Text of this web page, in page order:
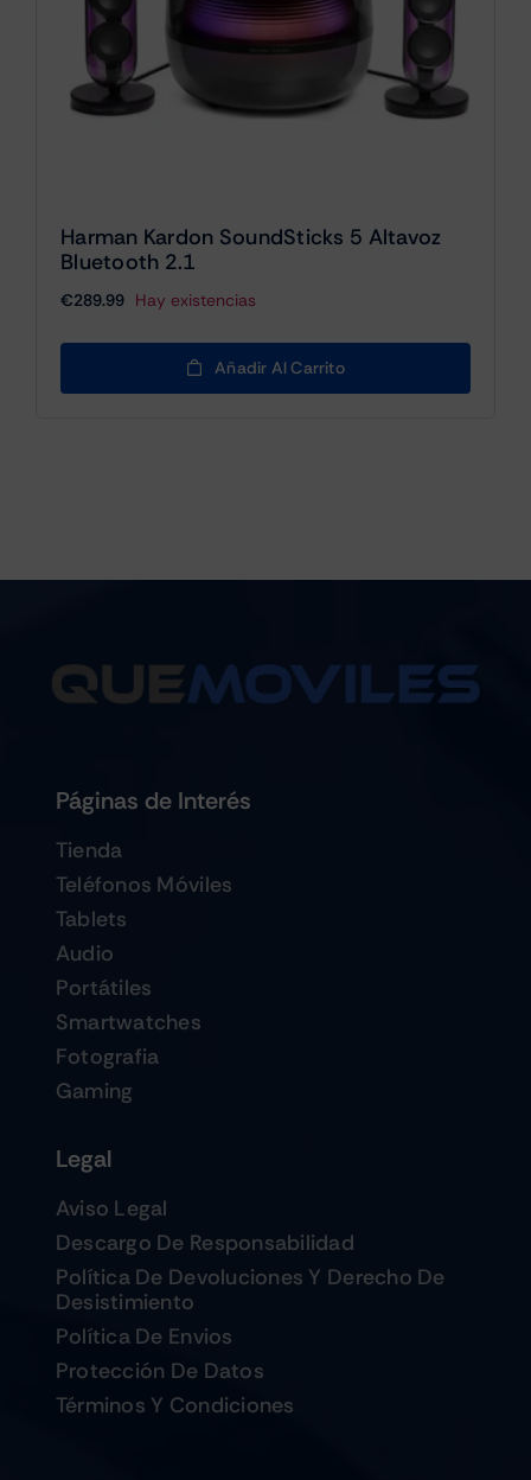
Harman Kardon SoundSticks 5 Altavoz
Bluetooth 2.1
€289.99 Hay existencias
Añadir Al Carrito
Páginas de Interés
Tienda
Teléfonos Móviles
Tablets
Audio
Portátiles
Smartwatches
Fotografia
Gaming
Legal
Aviso Legal
Descargo De Responsabilidad
Política De Devoluciones Y Derecho De
Desistimiento
Política De Envios
Protección De Datos
Términos Y Condiciones